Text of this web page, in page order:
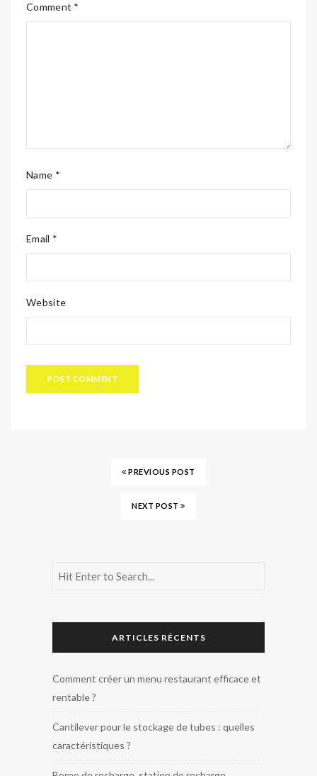
Comment *
Name *
Email *
Website
PREVIOUS POST
NEXT POST
ARTICLES RÉCENTS
Comment créer un menu restaurant efficace et
rentable ?
Cantilever pour le stockage de tubes : quelles
caractéristiques ?